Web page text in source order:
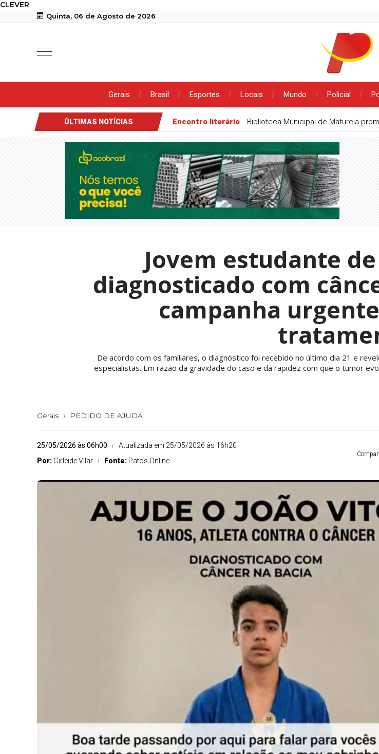
CLEVER
Quinta, 06 de Agosto de 2026
Gerais Brasil Esportes Locais Mundo Policial
ÚLTIMAS NOTÍCIAS Encontro literário Biblioteca Municipal de Matureia
Jovem estudante
diagnosticado com
campanha
De acordo com os familiares, o diagnóstico foi recebido no último dia 21 e
especialistas. Em razão da gravidade do caso e da rapidez com que o tumor
Gerais PEDIDO DE AJUDA
25/05/2026 às 06h00
Atualizada em 25/05/2026 às 16h20
Por: Girleide Vilar Fonte: Patos Online